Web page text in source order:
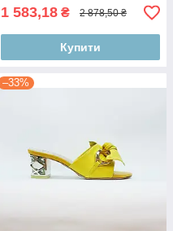
1 583,18 ₴ 2 878,50 ₴
Купити
–33%